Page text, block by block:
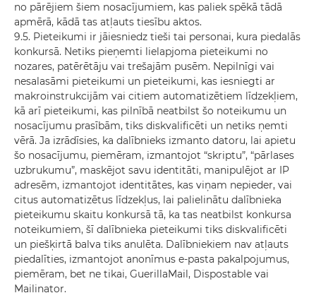
no pārējiem šiem nosacījumiem, kas paliek spēkā tādā
apmērā, kādā tas atļauts tiesību aktos.
9.5. Pieteikumi ir jāiesniedz tieši tai personai, kura piedalās
konkursā. Netiks pieņemti lielapjoma pieteikumi no
nozares, patērētāju vai trešajām pusēm. Nepilnīgi vai
nesalasāmi pieteikumi un pieteikumi, kas iesniegti ar
makroinstrukcijām vai citiem automatizētiem līdzekļiem,
kā arī pieteikumi, kas pilnībā neatbilst šo noteikumu un
nosacījumu prasībām, tiks diskvalificēti un netiks ņemti
vērā. Ja izrādīsies, ka dalībnieks izmanto datoru, lai apietu
šo nosacījumu, piemēram, izmantojot “skriptu”, “pārlases
uzbrukumu”, maskējot savu identitāti, manipulējot ar IP
adresēm, izmantojot identitātes, kas viņam nepieder, vai
citus automatizētus līdzekļus, lai palielinātu dalībnieka
pieteikumu skaitu konkursā tā, ka tas neatbilst konkursa
noteikumiem, šī dalībnieka pieteikumi tiks diskvalificēti
un piešķirtā balva tiks anulēta. Dalībniekiem nav atļauts
piedalīties, izmantojot anonīmus e-pasta pakalpojumus,
piemēram, bet ne tikai, GuerillaMail, Dispostable vai
Mailinator.